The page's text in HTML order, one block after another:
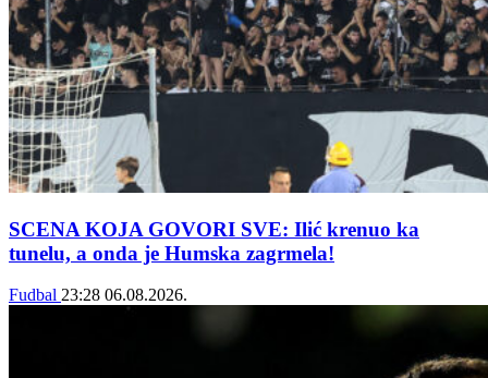
SCENA KOJA GOVORI SVE: Ilić krenuo ka
tunelu, a onda je Humska zagrmela!
Fudbal 23:28 06.08.2026.